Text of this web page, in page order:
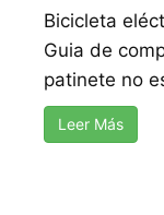
Bicicleta
Guia de
patinete no
Leer Más